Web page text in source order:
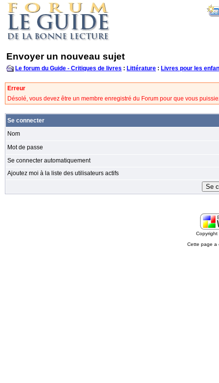
Envoyer un nouveau sujet
Le forum du Guide - Critiques de livres : Littérature : Livres pour les
Erreur
Désolé, vous devez être un membre enregistré du Forum pour que vous
Se connecter
Nom
Mot de passe
Se connecter automatiquement
Ajoutez moi à la liste des utilisateurs actifs
Cette page a